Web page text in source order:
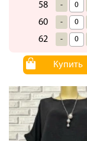
58 -
60 -
62 -
Купить